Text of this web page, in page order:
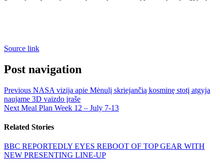
Source link
Post navigation
Previous NASA vizija apie Mėnulį skriejančią kosminę stotį atgyja
naujame 3D vaizdo įraše
Next Meal Plan Week 12 – July 7-13
Related Stories
BBC REPORTEDLY EYES REBOOT OF TOP GEAR WITH
NEW PRESENTING LINE-UP